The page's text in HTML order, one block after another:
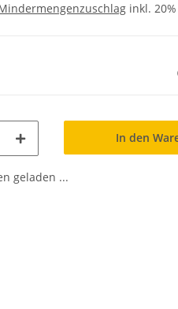
inkl.
In den
geladen ...